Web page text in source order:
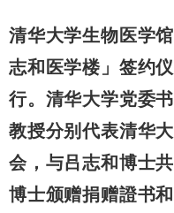
清华大学生物医学
志和医学楼」签约
行。清华大学党委
教授分别代表清华
会，与吕志和博士
博士颁赠捐赠證书